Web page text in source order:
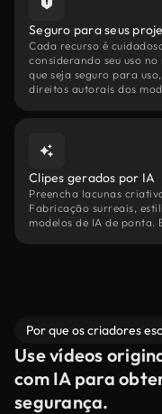
Seguro para seus
Cada recurso é
considerando seu uso
que seja seguro para
direitos autorais dos
Clipes gerados por IA
Preencha lacunas
Fabricação surreais,
modelos de IA de ponta.
Por que os criadores
Use vídeos
com IA para
segurança.